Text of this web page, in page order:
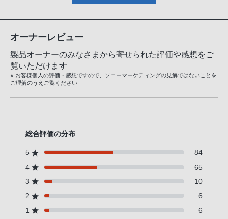
オーナーレビュー
製品オーナーのみなさまから寄せられた評価や感想をご
覧いただけます
※ お客様個人の評価・感想ですので、ソニーマーケティングの見解ではないことを
ご理解のうえご覧ください
総合評価の分布
5
84
4
65
3
10
2
6
1
6